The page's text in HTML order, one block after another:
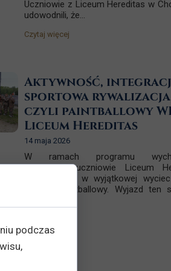
Uczniowie z Liceum Hereditas w
udowodnili, że...
Czytaj więcej
Aktywność,
sportowa
czyli paintballowy
Liceum Hereditas
14 maja 2026
W ramach programu
fizycznego uczniowie Liceum
wzięli udział w wyjątkowej
poligon paintballowy. Wyjazd ten
aktualności
podczas